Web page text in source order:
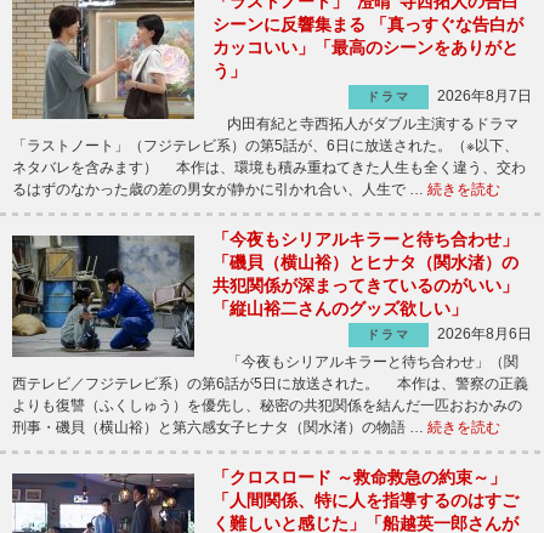
シーンに反響集まる 「真っすぐな告白が
カッコいい」「最高のシーンをありがと
う」
ドラマ
2026年8月7日
内田有紀と寺西拓人がダブル主演するドラマ
「ラストノート」（フジテレビ系）の第5話が、6日に放送された。（※以下、
ネタバレを含みます） 本作は、環境も積み重ねてきた人生も全く違う、交わ
るはずのなかった歳の差の男女が静かに引かれ合い、人生で … 続きを読む
「今夜もシリアルキラーと待ち合わせ」
「磯貝（横山裕）とヒナタ（関水渚）の
共犯関係が深まってきているのがいい」
「縦山裕二さんのグッズ欲しい」
ドラマ
2026年8月6日
「今夜もシリアルキラーと待ち合わせ」（関
西テレビ／フジテレビ系）の第6話が5日に放送された。 本作は、警察の正義
よりも復讐（ふくしゅう）を優先し、秘密の共犯関係を結んだ一匹おおかみの
刑事・磯貝（横山裕）と第六感女子ヒナタ（関水渚）の物語 … 続きを読む
「クロスロード ～救命救急の約束～」
「人間関係、特に人を指導するのはすご
く難しいと感じた」「船越英一郎さんが